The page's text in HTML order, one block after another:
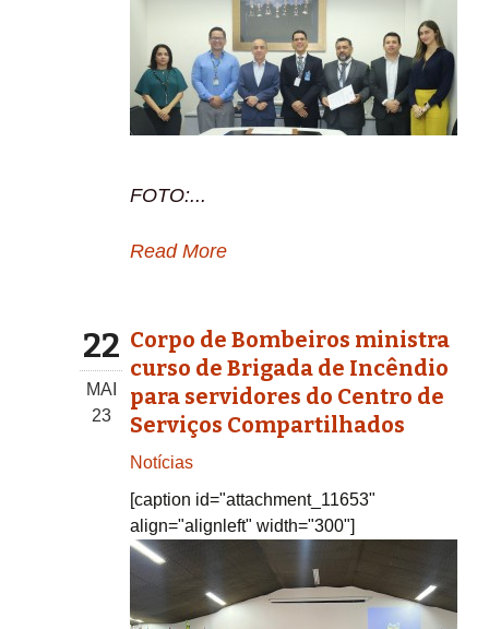
FOTO:...
Read More
22
MAI
23
Corpo de Bombeiros ministra
curso de Brigada de Incêndio
para servidores do Centro de
Serviços Compartilhados
Notícias
[caption id="attachment_11653"
align="alignleft" width="300"]